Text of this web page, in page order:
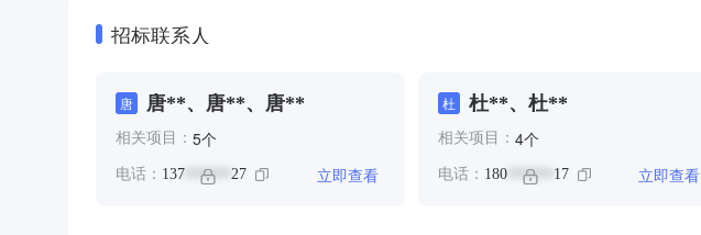
招标联系人
唐 唐**、唐**、唐**
相关项目： 5个
电话： 137 ****** 27 立即查看
杜 杜**、杜**
相关项目： 4个
电话： 180****** 17 立即查看